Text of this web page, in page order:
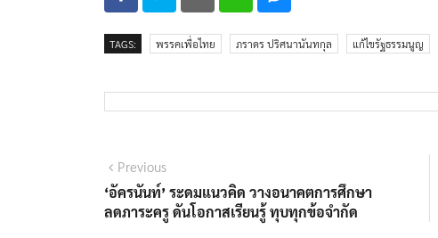
TAGS: พรรคเพื่อไทย ภราดร ปริศนานันทกุล แก้ไขรัฐธรรมนูญ
แนะแนว
เรื่อง
PreviousPrevious
post:
‘อัครนันท์’ ระดมแนวคิด วางอนาคตการศึกษา
ลดภาระครู ดันโอกาสเรียนรู้ ทุบทุกข้อจำกัด